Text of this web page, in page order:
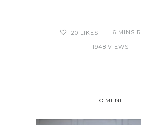
20 LIKES 6 MINS
1948 VIEWS
O MENI